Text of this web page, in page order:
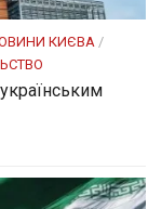
КИЄВА /